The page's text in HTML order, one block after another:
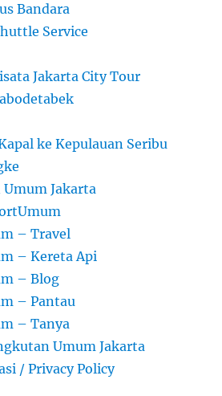
Bandara
Service
Jakarta City Tour
ke Kepulauan Seribu
Jakarta
– Travel
– Kereta Api
– Blog
– Pantau
– Tanya
Umum Jakarta
/ Privacy Policy